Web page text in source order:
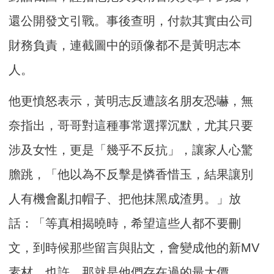
還公開發文引戰。事後查明，付款其實由公司
財務負責，連截圖中的頭像都不是黃明志本
人。
他更憤怒表示，黃明志反遭該名朋友恐嚇，無
奈指出，哥哥對這種事常選擇沉默，尤其只要
涉及女性，更是「幾乎不反抗」，讓家人心驚
膽跳，「他以為不反擊是憐香惜玉，結果讓別
人有機會亂扣帽子、把他抹黑成渣男。」放
話：「等真相揭曉時，希望這些人都不要刪
文，到時候那些留言與貼文，會變成他的新MV